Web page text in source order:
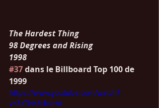
The Hardest Thing
98 Degrees and Rising
1998
#37 dans le Billboard Top 100 de
1999
https://www.youtube.com/watch?
v=ZzTNsFcbdmI